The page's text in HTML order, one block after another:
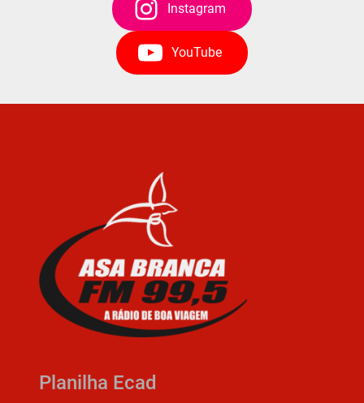
Instagram
YouTube
Planilha Ecad